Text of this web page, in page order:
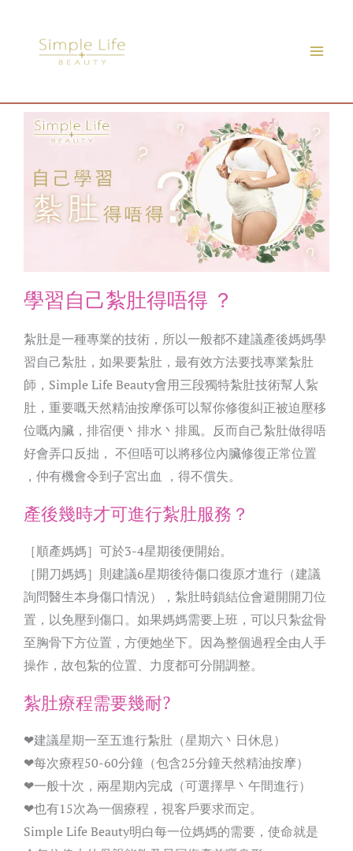
content
學習自己紮肚得唔得 ？
紮肚是一種專業的技術，所以一般都不建議產後媽媽學
習自己紮肚，如果要紮肚，最有效方法要找專業紮肚
師，Simple Life Beauty會用三段獨特紮肚技術幫人紥
肚，重要嘅天然精油按摩係可以幫你修復糾正被迫壓移
位嘅內臟，排宿便丶排水丶排風。反而自己紮肚做得唔
好會弄口反拙， 不但唔可以將移位內臟修復正常位置
，仲有機會令到子宮出血 ，得不償失。
產後幾時才可進行紮肚服務？
［順產媽媽］可於3-4星期後便開始。
［開刀媽媽］則建議6星期後待傷口復原才進行（建議
詢問醫生本身傷口情況），紮肚時鎖結位會避開開刀位
置，以免壓到傷口。如果媽媽需要上班，可以只紮盆骨
至胸骨下方位置，方便她坐下。因為整個過程全由人手
操作，故包紮的位置、力度都可分開調整。
紮肚療程需要幾耐?
❤建議星期一至五進行紮肚（星期六丶日休息）
❤每次療程50-60分鐘（包含25分鐘天然精油按摩）
❤一般十次，兩星期內完成（可選擇早丶午間進行）
❤也有15次為一個療程，視客戶要求而定。
Simple Life Beauty明白每一位媽媽的需要，使命就是